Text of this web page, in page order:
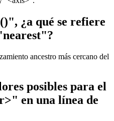
¿a qué se refiere
ancestro más cercano del
posibles para el
en una línea de